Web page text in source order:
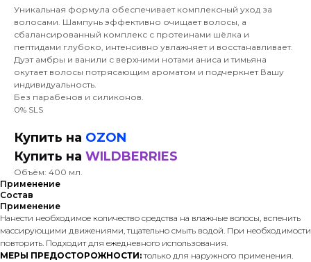
Уникальная формула обеспечивает комплексный уход за
волосами. Шампунь эффективно очищает волосы, а
сбалансированный комплекс с протеинами шёлка и
пептидами глубоко, интенсивно увлажняет и восстанавливает.
Дуэт амбры и ванили с верхними нотами аниса и тимьяна
окутает волосы потрясающим ароматом и подчеркнет Вашу
индивидуальность.
Без парабенов и силиконов.
0% SLS
Купить на OZON
Купить на WILDBERRIES
Объём: 400 мл.
Применение
Состав
Применение
Нанести необходимое количество средства на влажные волосы, вспенить
массирующими движениями, тщательно смыть водой. При необходимости
повторить. Подходит для ежедневного использования.
МЕРЫ ПРЕДОСТОРОЖНОСТИ:только для наружного применения.